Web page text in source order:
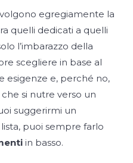
egregiamente la
quelli dedicati a quelli
l’imbarazzo della
scegliere in base al
esigenze e, perché no,
si nutre verso un
suggerirmi un
puoi sempre farlo
in basso.